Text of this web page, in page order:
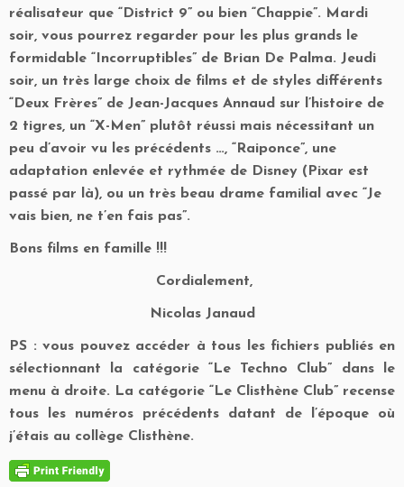
réalisateur que “District 9” ou bien “Chappie”. Mardi
soir, vous pourrez regarder pour les plus grands le
formidable “Incorruptibles” de Brian De Palma. Jeudi
soir, un très large choix de films et de styles différents
“Deux Frères” de Jean-Jacques Annaud sur l’histoire de
2 tigres, un “X-Men” plutôt réussi mais nécessitant un
peu d’avoir vu les précédents …, “Raiponce”, une
adaptation enlevée et rythmée de Disney (Pixar est
passé par là), ou un très beau drame familial avec “Je
vais bien, ne t’en fais pas”.
Bons films en famille !!!
Cordialement,
Nicolas Janaud
PS : vous pouvez accéder à tous les fichiers publiés en
sélectionnant la catégorie “Le Techno Club” dans le
menu à droite. La catégorie “Le Clisthène Club” recense
tous les numéros précédents datant de l’époque où
j’étais au collège Clisthène.